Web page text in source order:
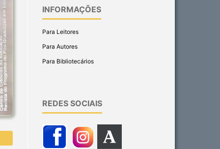
INFORMAÇÕES
Para Leitores
Para Autores
Para Bibliotecários
REDES SOCIAIS